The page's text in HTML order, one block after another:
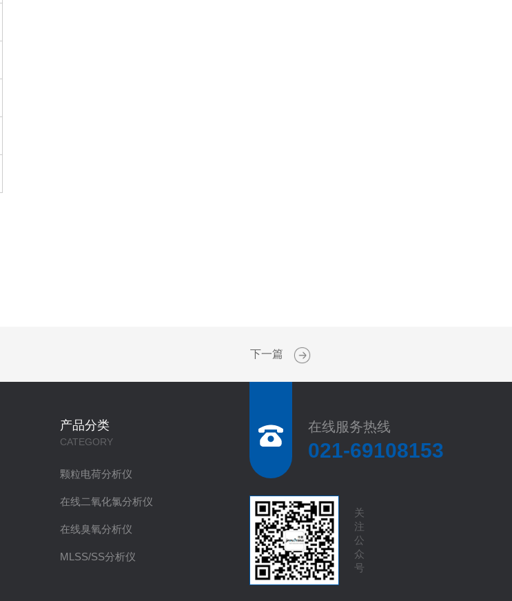
下一篇
产品分类
CATEGORY
颗粒电荷分析仪
在线二氧化氯分析仪
在线臭氧分析仪
MLSS/SS分析仪
在线服务热线
021-69108153
关
注
公
众
号